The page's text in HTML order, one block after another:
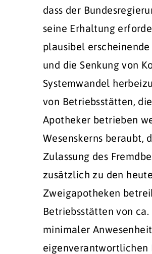
dass der
seine Erhaltung
plausibel
und die Senkung von
Systemwandel
von Betriebsstätten,
Apotheker betrieben
Wesenskerns beraubt,
Zulassung des
zusätzlich zu den
Zweigapotheken
Betriebsstätten von
minimaler
eigenverantwortlichen